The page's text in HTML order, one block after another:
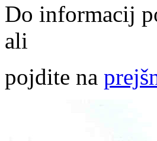
Do informacij
ali
pojdite na